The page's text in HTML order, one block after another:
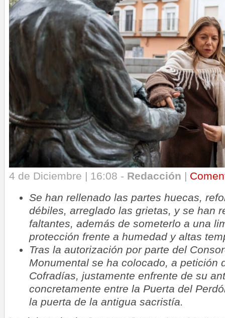
4 de Diciembre | 16:08 - Redacción |
Se han rellenado las partes huecas,
débiles, arreglado las grietas, y se han
faltantes, además de someterlo a una
protección frente a humedad y altas
Tras la autorización por parte del
Monumental se ha colocado, a petición
Cofradías, justamente enfrente de su
concretamente entre la Puerta del
la puerta de la antigua sacristía.